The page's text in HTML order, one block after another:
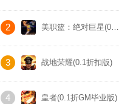
2 美职篮：绝对巨星(0.1折卡牌)
3 战地荣耀(0.1折扣版)
4 皇者(0.1折GM毕业版)